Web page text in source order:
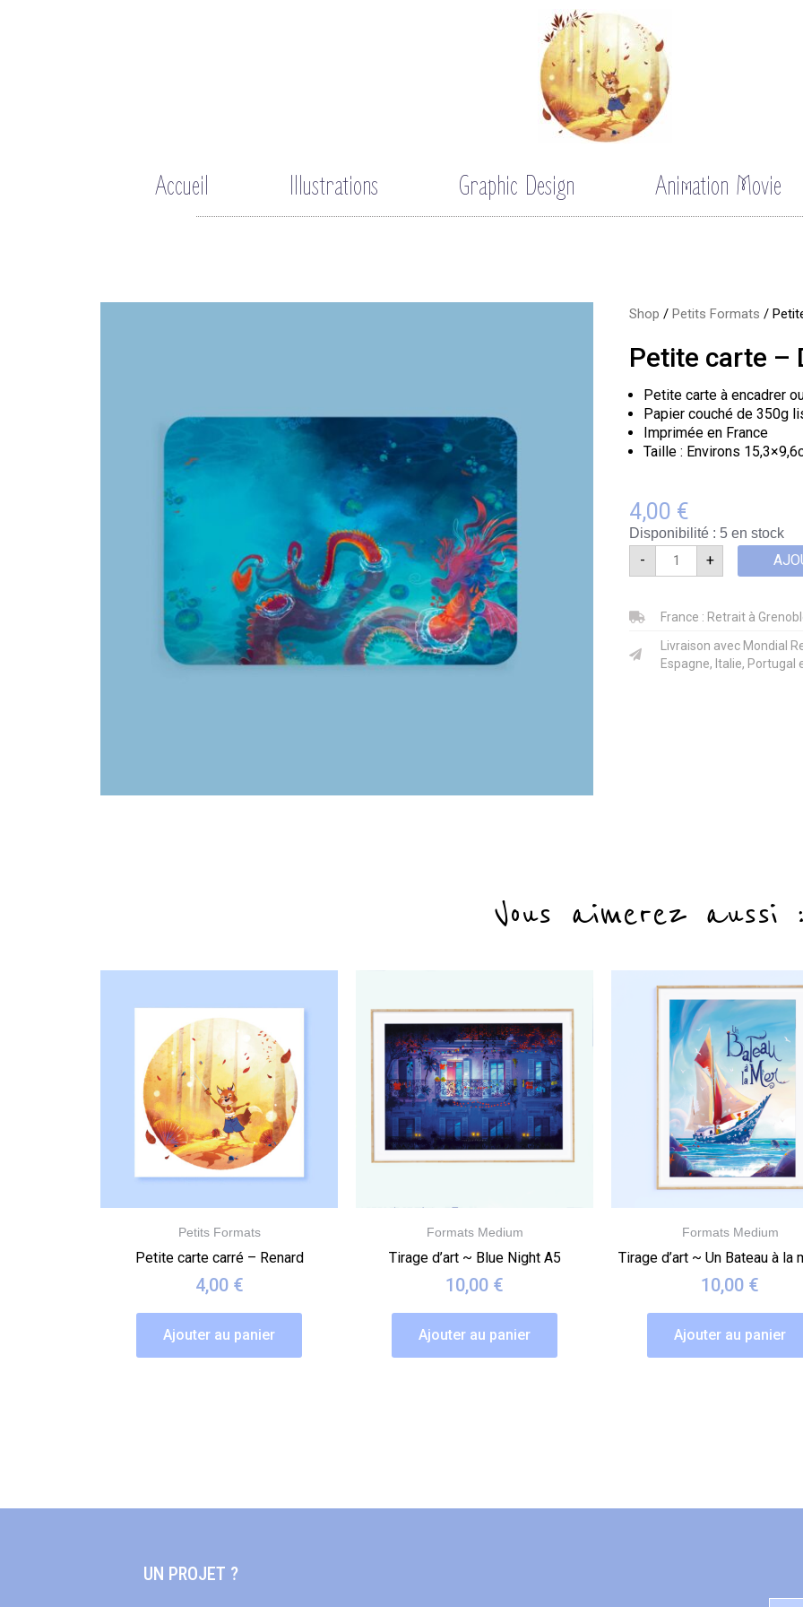
Accueil Illustrations Graphic Design Animation Movie
Shop / Petits Formats /
Petite carte –
Petite carte à encadrer
Papier couché de 350g
Imprimée en France
Taille : Environs
4,00 €
Disponibilité : 5 en stock
-
Petite
Dragon
+
France : Retrait à
Livraison avec Mondial
Espagne, Italie, Portugal
Vous aimerez aussi
Petits Formats
Petite carte carré – Renard
4,00 €
Ajouter au panier
Formats Medium
Tirage d’art ~ Blue Night A5
10,00 €
Ajouter au panier
Formats Medium
Tirage d’art ~ Un Bateau à la
10,00 €
Ajouter au panier
UN PROJET ?